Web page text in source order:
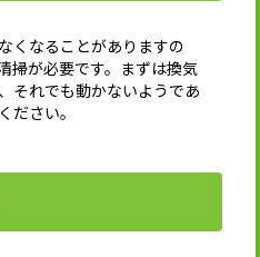
くなることがありますの
掃が必要です。まずは換気
それでも動かないようであ
ださい。